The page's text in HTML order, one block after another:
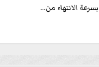
بسرعة الانتهاء من...